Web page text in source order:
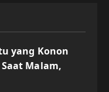
yang Konon
Malam,